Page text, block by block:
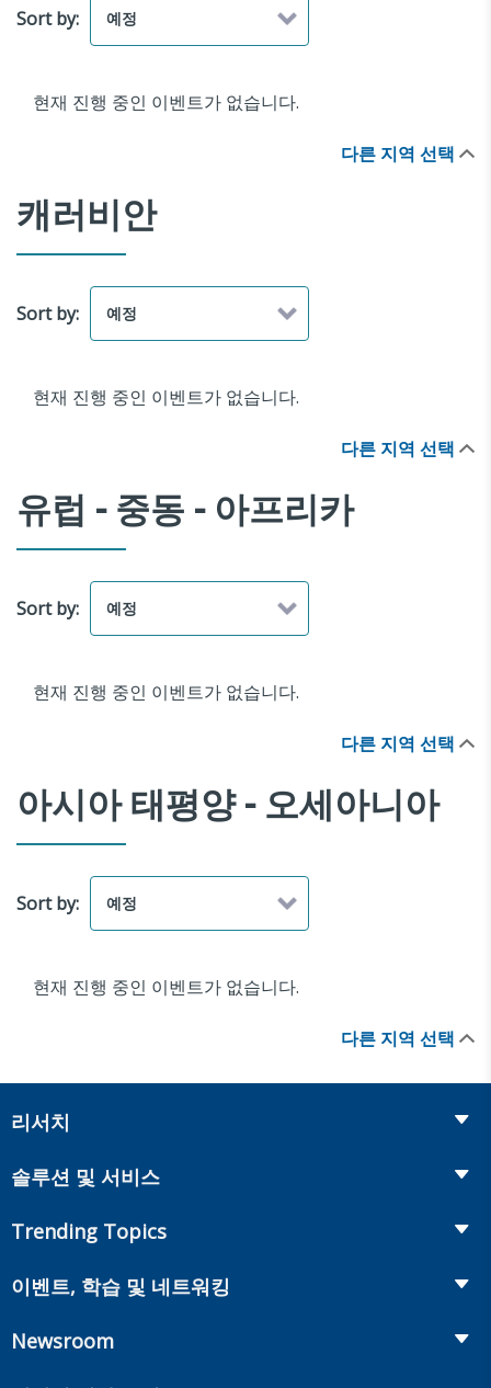
Sort by:
현재 진행 중인 이벤트가 없습니다.
다른 지역 선택
캐러비안
Sort by:
현재 진행 중인 이벤트가 없습니다.
다른 지역 선택
유럽 - 중동 - 아프리카
Sort by:
현재 진행 중인 이벤트가 없습니다.
다른 지역 선택
아시아 태평양 - 오세아니아
Sort by:
현재 진행 중인 이벤트가 없습니다.
다른 지역 선택
리서치
Annuities
Workplace Benefits
솔루션 및 서비스
Onboarding and Development
Market Development and Monitoring
Trending Topics
Annuities
이벤트, 학습 및 네트워킹
Newsroom